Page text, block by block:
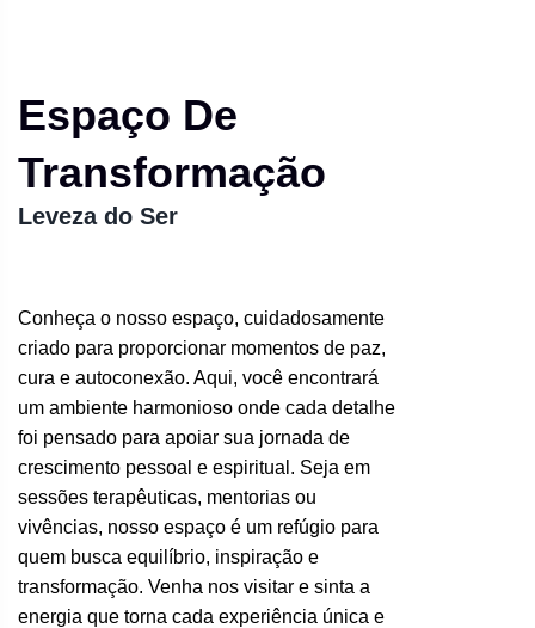
Espaço De
Transformação
Leveza do Ser
Conheça o nosso espaço, cuidadosamente
criado para proporcionar momentos de paz,
cura e autoconexão. Aqui, você encontrará
um ambiente harmonioso onde cada detalhe
foi pensado para apoiar sua jornada de
crescimento pessoal e espiritual. Seja em
sessões terapêuticas, mentorias ou
vivências, nosso espaço é um refúgio para
quem busca equilíbrio, inspiração e
transformação. Venha nos visitar e sinta a
energia que torna cada experiência única e